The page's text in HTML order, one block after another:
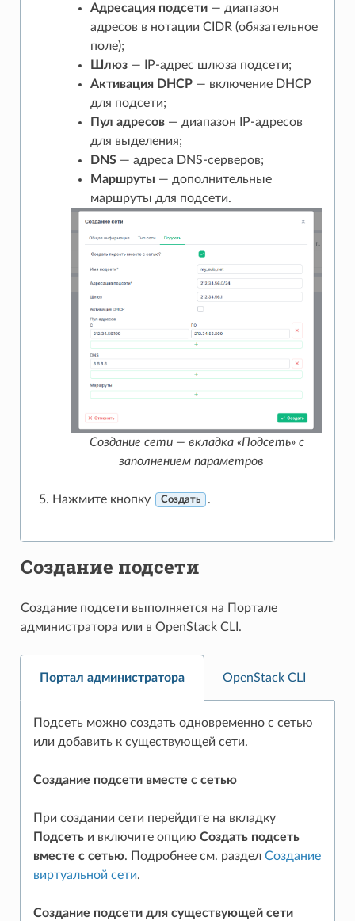
Адресация подсети— диапазон
адресов в нотации CIDR (обязательное
поле);
Шлюз— IP-адрес шлюза подсети;
Активация DHCP— включение DHCP
для подсети;
Пул адресов— диапазон IP-адресов
для выделения;
DNS— адреса DNS-серверов;
Маршруты — дополнительные
маршруты для подсети.
Создание сети — вкладка «Подсеть» с
заполнением параметров
Нажмите кнопку Создать .
Создание подсети
Создание подсети выполняется на Портале
администратора или в OpenStack CLI.
Портал администратора OpenStack CLI
Подсеть можно создать одновременно с сетью
или добавить к существующей сети.
Создание подсети вместе с сетью
При создании сети перейдите на вкладку
Подсетьи включите опцию Создать подсеть
вместе с сетью. Подробнее см. раздел Создание
виртуальной сети.
Создание подсети для существующей сети